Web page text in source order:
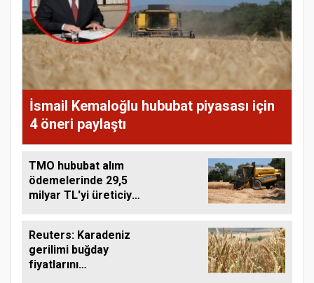
İsmail Kemaloğlu hububat piyasası için
4 öneri paylaştı
TMO hububat alım
ödemelerinde 29,5
milyar TL'yi üreticiye
Reuters: Karadeniz
gerilimi buğday
fiyatlarını